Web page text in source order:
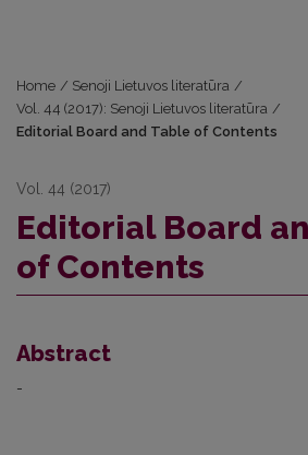
Home / Senoji Lietuvos literatūra /
Vol. 44 (2017): Senoji Lietuvos literatūra /
Editorial Board and Table of Contents
Vol. 44 (2017)
Editorial Board
of Contents
Abstract
-